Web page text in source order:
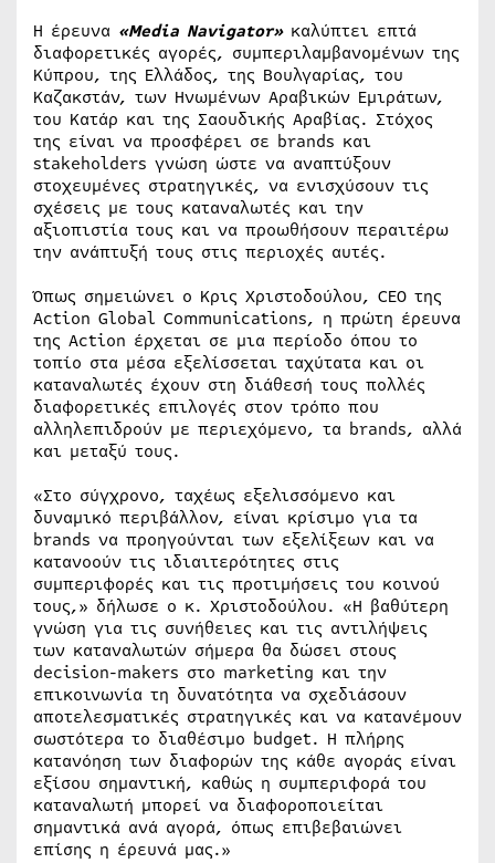
Η έρευνα «Media Navigator»καλύπτει επτά
διαφορετικές αγορές, συμπεριλαμβανομένων της
Κύπρου, της Ελλάδος, της Βουλγαρίας, του
Καζακστάν, των Ηνωμένων Αραβικών Εμιράτων,
του Κατάρ και της Σαουδικής Αραβίας. Στόχος
της είναι να προσφέρει σε brands και
stakeholders γνώση ώστε να αναπτύξουν
στοχευμένες στρατηγικές, να ενισχύσουν τις
σχέσεις με τους καταναλωτές και την
αξιοπιστία τους και να προωθήσουν περαιτέρω
την ανάπτυξή τους στις περιοχές αυτές.
Όπως σημειώνει ο Κρις Χριστοδούλου, CEO της
Action Global Communications, η πρώτη έρευνα
της Action έρχεται σε μια περίοδο όπου το
τοπίο στα μέσα εξελίσσεται ταχύτατα και οι
καταναλωτές έχουν στη διάθεσή τους πολλές
διαφορετικές επιλογές στον τρόπο που
αλληλεπιδρούν με περιεχόμενο, τα brands, αλλά
και μεταξύ τους.
«Στο σύγχρονο, ταχέως εξελισσόμενο και
δυναμικό περιβάλλον, είναι κρίσιμο για τα
brands να προηγούνται των εξελίξεων και να
κατανοούν τις ιδιαιτερότητες στις
συμπεριφορές και τις προτιμήσεις του κοινού
τους,» δήλωσε ο κ. Χριστοδούλου. «Η βαθύτερη
γνώση για τις συνήθειες και τις αντιλήψεις
των καταναλωτών σήμερα θα δώσει στους
decision-makers στο marketing και την
επικοινωνία τη δυνατότητα να σχεδιάσουν
αποτελεσματικές στρατηγικές και να κατανέμουν
σωστότερα το διαθέσιμο budget. Η πλήρης
κατανόηση των διαφορών της κάθε αγοράς είναι
εξίσου σημαντική, καθώς η συμπεριφορά του
καταναλωτή μπορεί να διαφοροποιείται
σημαντικά ανά αγορά, όπως επιβεβαιώνει
επίσης η έρευνά μας.»